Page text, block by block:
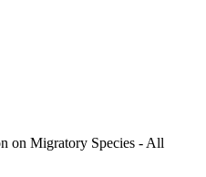
on Migratory Species - All